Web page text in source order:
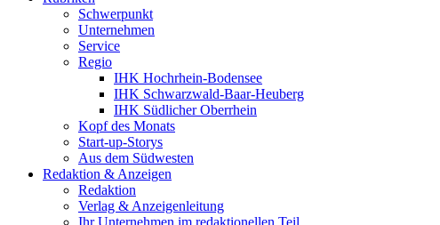
Schwerpunkt
Unternehmen
Service
Regio
IHK Hochrhein-Bodensee
IHK Schwarzwald-Baar-Heuberg
IHK Südlicher Oberrhein
Kopf des Monats
Start-up-Storys
Aus dem Südwesten
Redaktion & Anzeigen
Redaktion
Verlag & Anzeigenleitung
Ihr Unternehmen im redaktionellen Teil